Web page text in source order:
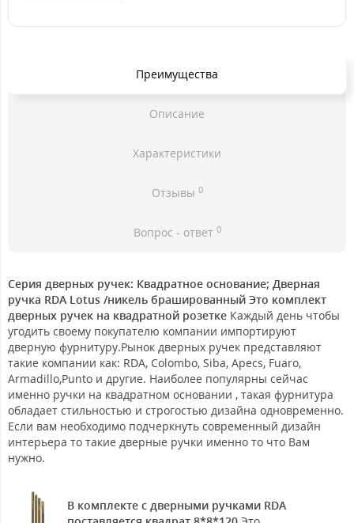
Преимущества
Описание
Характеристики
Отзывы 0
Вопрос - ответ 0
Серия дверных ручек: Квадратное основание; Дверная
ручка RDA Lotus /никель брашированный Это комплект
дверных ручек на квадратной розетке Каждый день чтобы
угодить своему покупателю компании импортируют
дверную фурнитуру.Рынок дверных ручек представляют
такие компании как: RDA, Colombo, Siba, Apecs, Fuaro,
Armadillo,Punto и другие. Наиболее популярны сейчас
именно ручки на квадратном основании , такая фурнитура
обладает стильностью и строгостью дизайна одновременно.
Если вам необходимо подчеркнуть современный дизайн
интерьера то такие дверные ручки именно то что Вам
нужно.
В комплекте с дверными ручками RDA